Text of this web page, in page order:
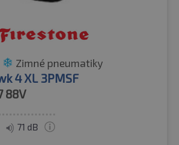
Zimné pneumatiky
4 XL 3PMSF
88V
71 dB